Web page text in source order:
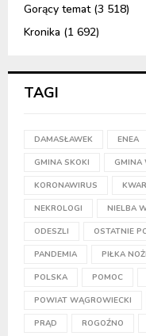
Gorący temat(3 518)
Kronika (1 692)
TAGI
DAMASŁAWEK ENEA
GMINA SKOKI GMINA
KORONAWIRUS
NEKROLOGI NIELBA
ODESZLI OSTATNIE
PANDEMIA PIŁKA
POLSKA POMOC
POWIAT WĄGROWIECKI
PRĄD ROGOŹNO